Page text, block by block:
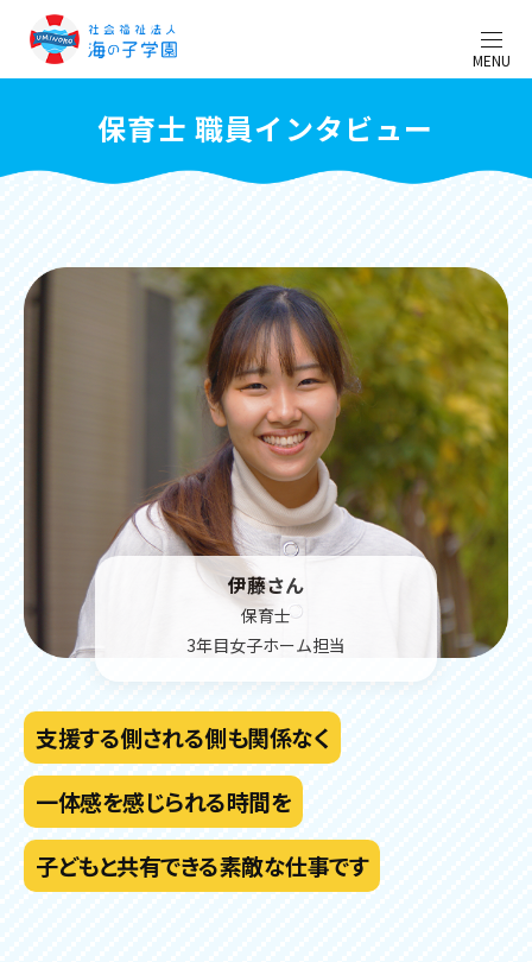
MENU
保育士 職員インタビュー
伊藤さん
保育士
3年目女子ホーム担当
支援する側される側も関係なく
一体感を感じられる時間を
子どもと共有できる素敵な仕事です